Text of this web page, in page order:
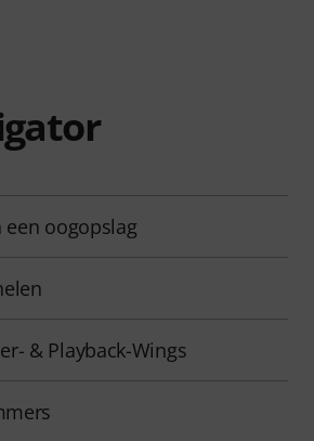
oogopslag
& Playback-Wings